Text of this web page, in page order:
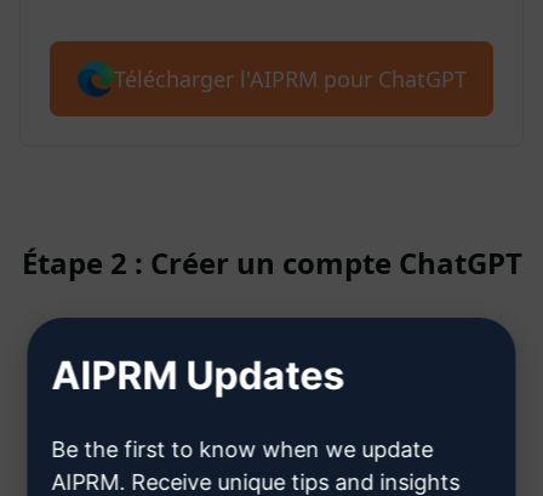
Télécharger l'AIPRM pour ChatGPT
Étape 2 : Créer un compte ChatGPT
Cliquez ici pour savoir comment
créer un compte ChatGPT
AIPRM Updates
Be the first to know when we update
AIPRM. Receive unique tips and insights